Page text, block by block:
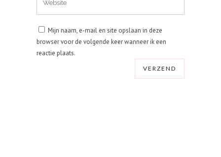
Mijn naam, e-mail en site opslaan in deze
browser voor de volgende keer wanneer ik een
reactie plaats.